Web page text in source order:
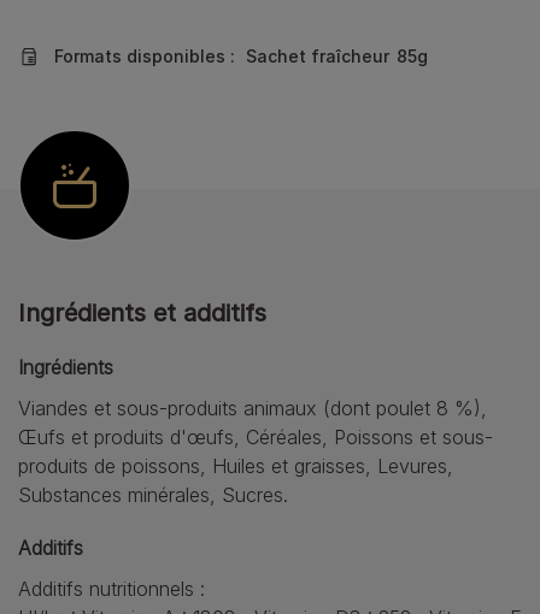
Formats disponibles : Sachet fraîcheur 85g
Ingrédients et additifs
Ingrédients
Viandes et sous-produits animaux (dont poulet 8 %),
Œufs et produits d'œufs, Céréales, Poissons et sous-
produits de poissons, Huiles et graisses, Levures,
Substances minérales, Sucres.
Additifs
Additifs nutritionnels :